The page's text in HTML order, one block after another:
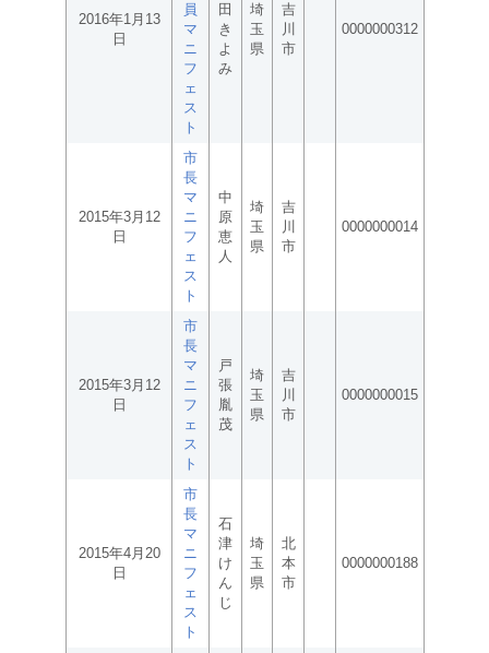
2016年1月13
日
員
マ
ニ
フ
ェ
ス
ト
田
き
よ
み
埼
玉
県
吉
川
市
0000000312
2015年3月12
日
市
長
マ
ニ
フ
ェ
ス
ト
中
原
恵
人
埼
玉
県
吉
川
市
0000000014
2015年3月12
日
市
長
マ
ニ
フ
ェ
ス
ト
戸
張
胤
茂
埼
玉
県
吉
川
市
0000000015
2015年4月20
日
市
長
マ
ニ
フ
ェ
ス
ト
石
津
け
ん
じ
埼
玉
県
北
本
市
0000000188